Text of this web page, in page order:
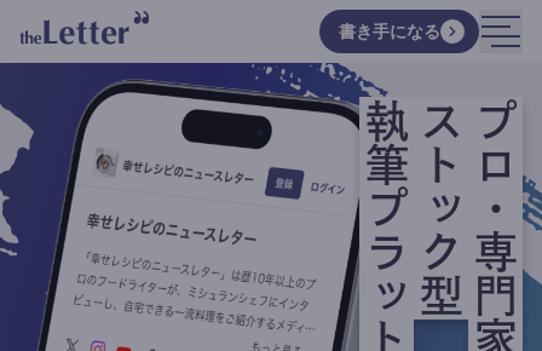
書き手になる
ストック型